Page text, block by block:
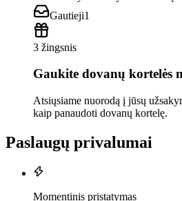
Gautieji1
3 žingsnis
Gaukite dovanų kortelės
Atsiųsiame nuorodą į jūsų
kaip panaudoti dovanų kortelę.
Paslaugų privalumai
Momentinis pristatymas